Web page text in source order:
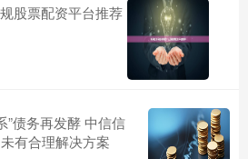
股票配资平台推荐
”债务再发酵 中信信
有合理解决方案